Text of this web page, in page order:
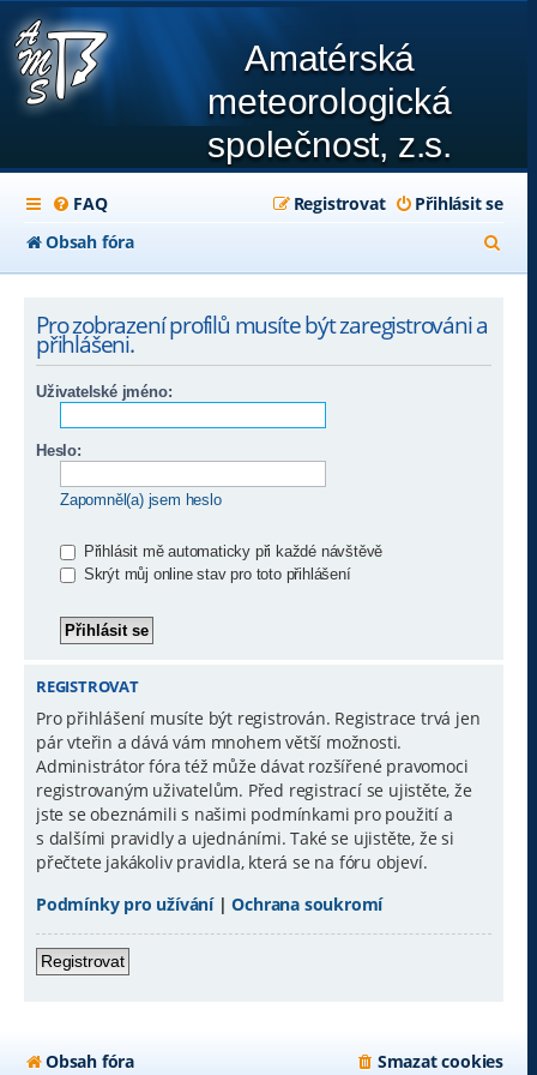
Amatérská
meteorologická
společnost, z.s.
FAQ Přihlásit se
Registrovat
Obsah fóra
l
Pro zobrazení profilů musíte být zaregistrováni a
přihlášeni.
Uživatelské jméno:
Heslo:
Zapomněl(a) jsem heslo
Přihlásit mě automaticky při každé návštěvě
Skrýt můj online stav pro toto přihlášení
REGISTROVAT
Pro přihlášení musíte být registrován. Registrace trvá jen
pár vteřin a dává vám mnohem větší možnosti.
Administrátor fóra též může dávat rozšířené pravomoci
registrovaným uživatelům. Před registrací se ujistěte, že
jste se obeznámili s našimi podmínkami pro použití a
s dalšími pravidly a ujednáními. Také se ujistěte, že si
přečtete jakákoliv pravidla, která se na fóru objeví.
Podmínky pro užívání|Ochrana soukromí
Registrovat
Obsah fóra Smazat cookies